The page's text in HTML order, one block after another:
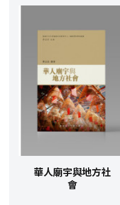
華人廟宇與地方社
會